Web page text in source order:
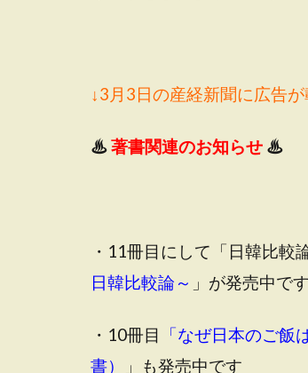
↓3月3日の産経新聞に広告が
♨著書関連のお知らせ ♨
・11冊目にして「日韓比較
日韓比較論～ 」が発売中です
・10冊目 「なぜ日本のご飯
書）
」も発売中です